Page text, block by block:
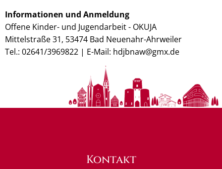
Informationen und Anmeldung
Offene Kinder- und Jugendarbeit - OKUJA
Mittelstraße 31, 53474 Bad Neuenahr-Ahrweiler
Tel.: 02641/3969822 | E-Mail: hdjbnaw@gmx.de
Kontakt